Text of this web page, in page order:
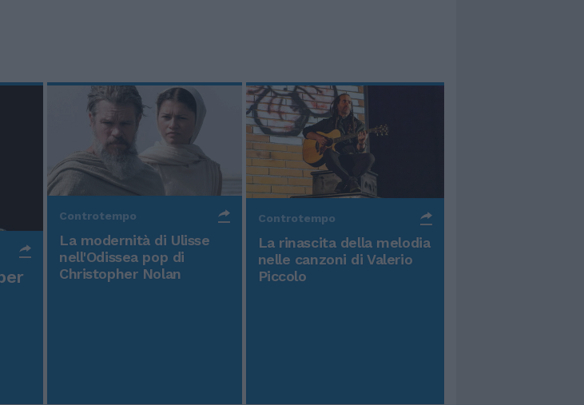
Controtempo
La modernità di Ulisse
nell'Odissea pop di
Christopher Nolan
Controtempo
La rinascita della melodia
nelle canzoni di Valerio
Piccolo